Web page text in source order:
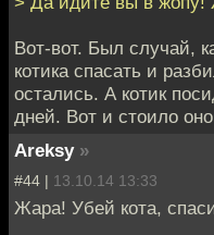
Вот-вот. Был случай,
котика спасать и
остались. А котик
дней. Вот и стоило оно
Areksy »
#44 | 13.10.14 13:33
Жара! Убей кота,